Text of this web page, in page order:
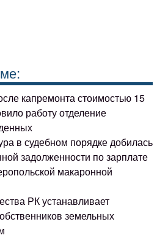
капремонта стоимостью 15
работу отделение
в судебном порядке добилась
задолженности по зарплате
макаронной
РК устанавливает
земельных